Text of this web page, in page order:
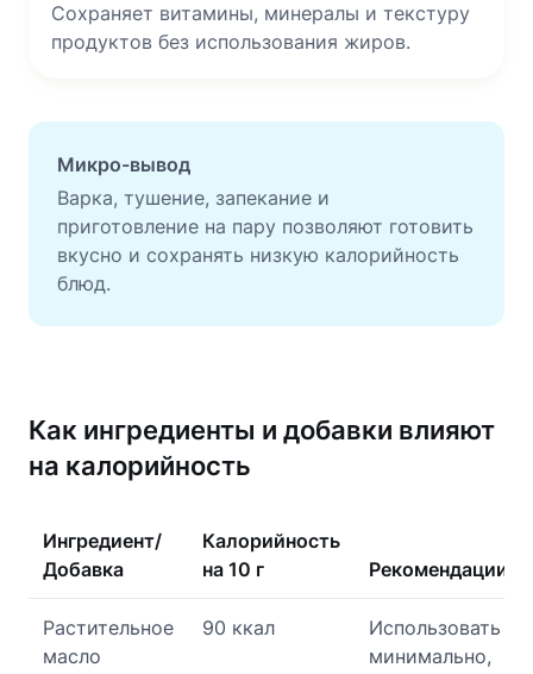
Сохраняет витамины, минералы и текстуру
продуктов без использования жиров.
Микро-вывод
Варка, тушение, запекание и
приготовление на пару позволяют готовить
вкусно и сохранять низкую калорийность
блюд.
Как ингредиенты и добавки влияют
на калорийность
Ингредиент/
Добавка
Калорийность
на 10 г
Рекомендации
Растительное
масло
90 ккал
Использовать
минимально,